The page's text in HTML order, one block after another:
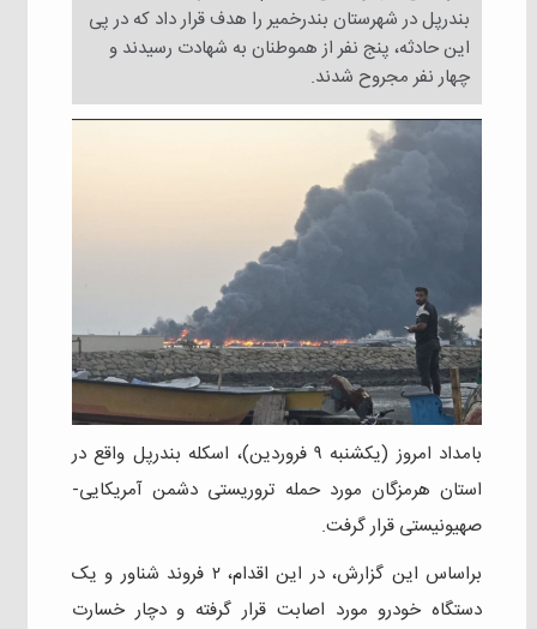
بندرپل در شهرستان بندرخمیر را هدف قرار داد که در پی
این حادثه، پنج نفر از هموطنان به شهادت رسیدند و
چهار نفر مجروح شدند.
بامداد امروز (یکشنبه ۹ فروردین)، اسکله بندرپل واقع در
استان هرمزگان مورد حمله تروریستی دشمن آمریکایی-
صهیونیستی قرار گرفت.
براساس این گزارش، در این اقدام، ۲ فروند شناور و یک
دستگاه خودرو مورد اصابت قرار گرفته و دچار خسارت